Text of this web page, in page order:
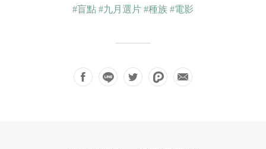
#盲點 #九月選片 #種族 #電影